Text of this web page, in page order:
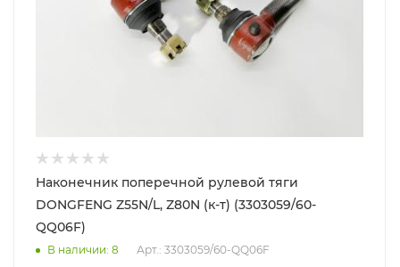
Наконечник поперечной рулевой тяги
DONGFENG Z55N/L, Z80N (к-т) (3303059/60-
QQ06F)
В наличии: 8 Арт.: 3303059/60-QQ06F